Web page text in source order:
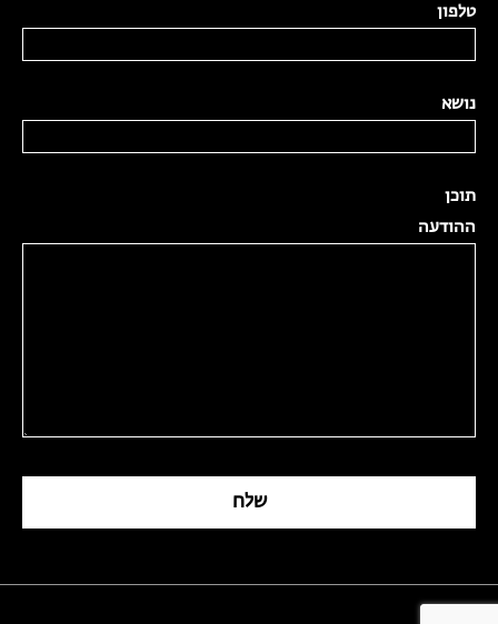
טלפון
נושא
תוכן
ההודעה